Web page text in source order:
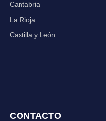
Cantabria
La Rioja
Castilla y León
CONTACTO